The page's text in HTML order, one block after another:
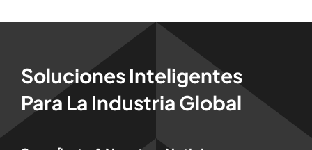
Soluciones Inteligentes
Para La Industria Global